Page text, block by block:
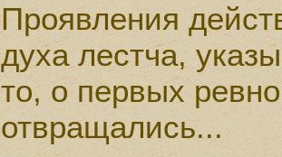
Проявления
духа лестча,
то, о первых
отвращались...